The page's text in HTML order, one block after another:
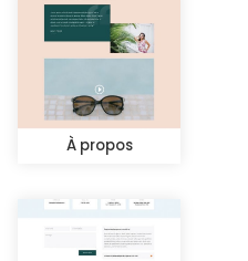
À propos